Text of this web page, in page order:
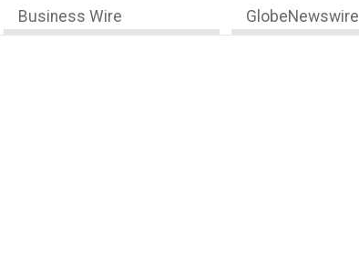
Business Wire GlobeNewswire